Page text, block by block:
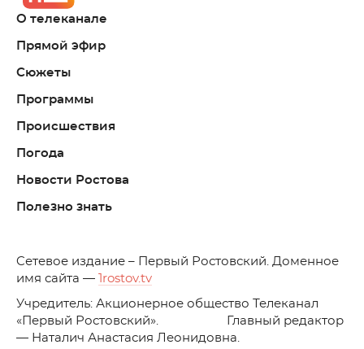
О телеканале
Прямой эфир
Сюжеты
Программы
Происшествия
Погода
Новости Ростова
Полезно знать
Cетевое издание – Первый Ростовский. Доменное
имя сайта —
1rostov.tv
Учредитель: Акционерное общество Телеканал
«Первый Ростовский». Главный редактор
— Наталич Анастасия Леонидовна.